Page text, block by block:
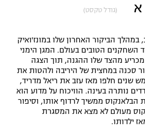
בפרסים
– "מרלן"
א (גודל טקסט)
במהלך הביקור האחרון שלו במונז'ואיק
השחקנים הטובים בעולם. המגן הימני
מהצד שלו ההגנה, תוך הצגה
סכנה במחצית של היריבה ולהטות את
שנים חלפו מאז עזב את ריאל מדריד,
נותרה בעינה. הוויכוח על מדוע הוא
הבלאנקוס ממשיך לרדוף אותו, וסיפור
מעולם לא מצא את המסגרת
ילדותו.